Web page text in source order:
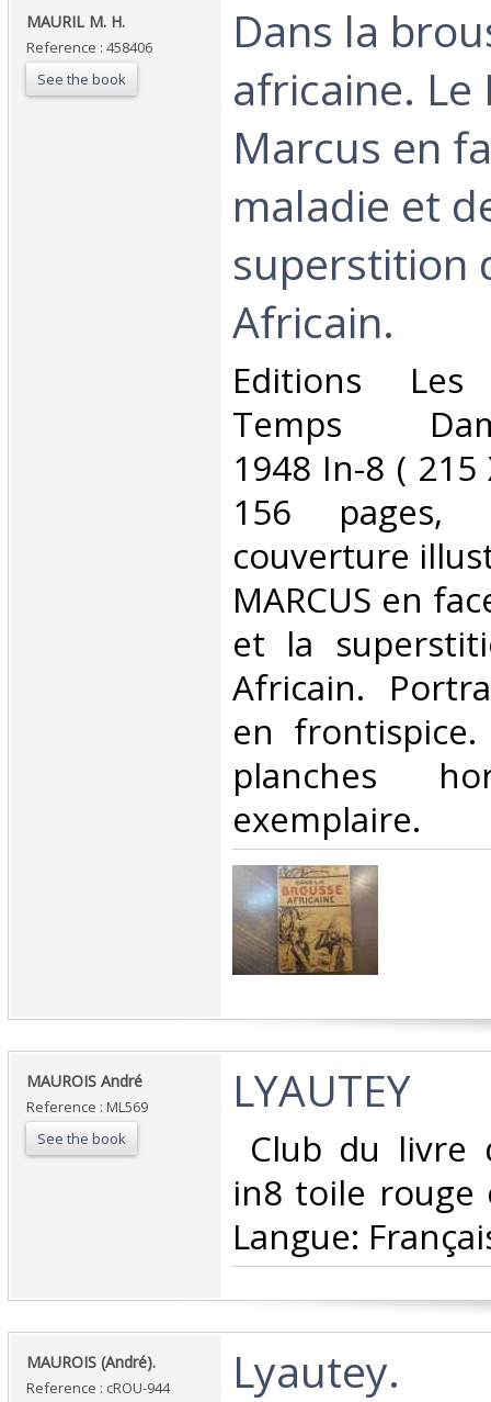
‎MAURIL M. H.‎
Reference : 458406
See the book
‎Dans la
africaine. Le
Marcus en
maladie et
superstition
Africain.‎
‎Editions
Temps
1948 In-8 (
156 pages,
couverture
MARCUS en
et la
Africain.
en
planches
exemplaire.‎
‎MAUROIS André‎
Reference : ML569
See the book
‎LYAUTEY‎
Club du livre
in8 toile rouge
Langue:
‎MAUROIS (André).‎
Reference : cROU-944
‎Lyautey.‎